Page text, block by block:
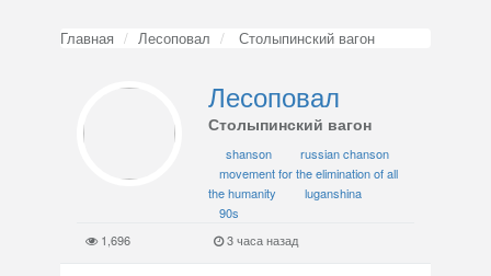
Главная Лесоповал Столыпинский вагон
Лесоповал
Столыпинский вагон
shanson
russian chanson
movement for the elimination of all
the humanity
luganshina
90s
1,696
3 часа назад